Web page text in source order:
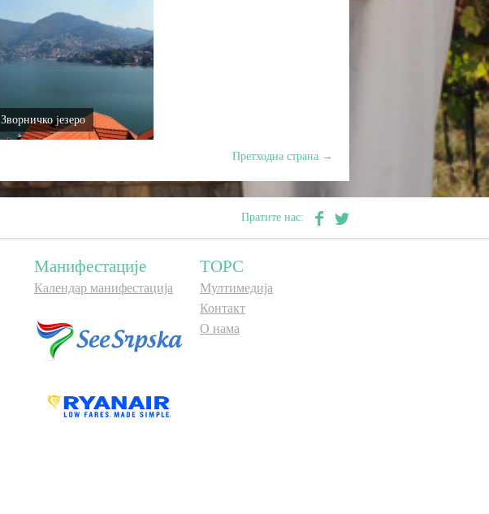
Зворничко језеро
Претходна страна →
Пратите нас:
Манифестације
Календар манифестација
ТОРС
Мултимедија
Контакт
О нама